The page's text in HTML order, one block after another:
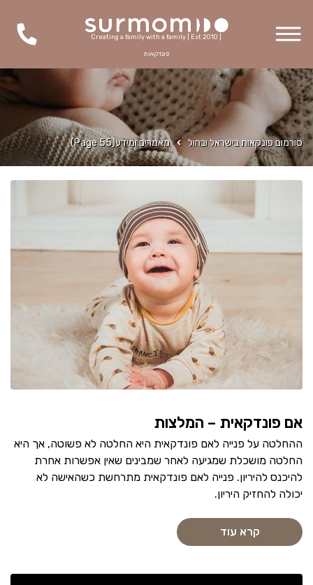
Creating a family with a family | Est 2010 |
פונדקאות
סורמום פונקאות בישראל ובחול מאמרים ומידע(Page 55)
אם פונדקאית – המלצות
ההחלטה על פנייה לאם פונדקאית היא החלטה לא פשוטה, אך היא
החלטה מושכלת שמגיעה לאחר שמבינים שאין אפשרות אחרת
להיכנס להיריון. פנייה לאם פונדקאית מתרחשת כשהאישה לא
יכולה להחזיק היריון.
קרא עוד